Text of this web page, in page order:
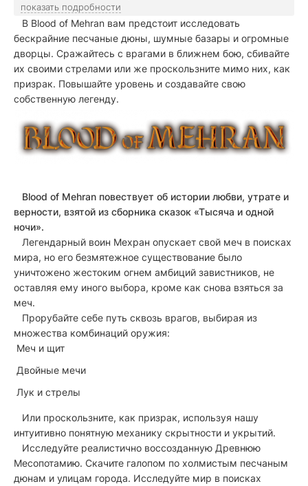
показать подробности
В Blood of Mehran вам предстоит исследовать
бескрайние песчаные дюны, шумные базары и огромные
дворцы. Сражайтесь с врагами в ближнем бою, сбивайте
их своими стрелами или же проскользните мимо них, как
призрак. Повышайте уровень и создавайте свою
собственную легенду.
Blood of Mehran повествует об истории любви, утрате и
верности, взятой из сборника сказок «Тысяча и одной
ночи».
Легендарный воин Мехран опускает свой меч в поисках
мира, но его безмятежное существование было
уничтожено жестоким огнем амбиций завистников, не
оставляя ему иного выбора, кроме как снова взяться за
меч.
Прорубайте себе путь сквозь врагов, выбирая из
множества комбинаций оружия:
Меч и щит
Двойные мечи
Лук и стрелы
Или проскользните, как призрак, используя нашу
интуитивно понятную механику скрытности и укрытий.
Исследуйте реалистично воссозданную Древнюю
Месопотамию. Скачите галопом по холмистым песчаным
дюнам и улицам города. Исследуйте мир в поисках